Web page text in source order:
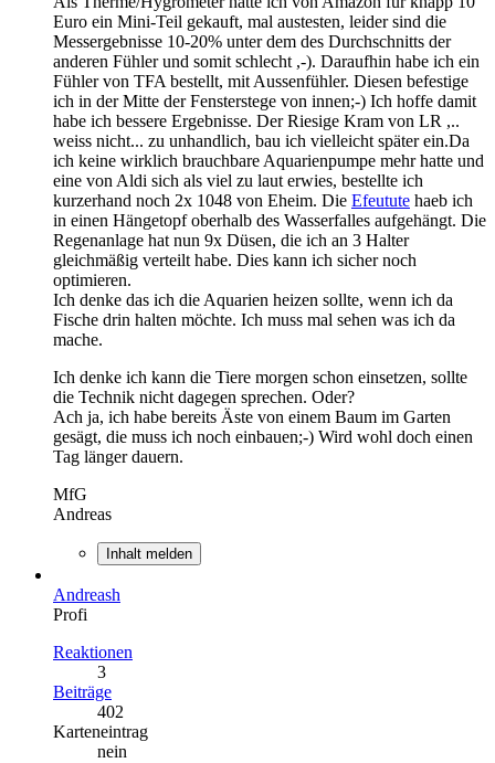
Euro ein Mini-Teil gekauft, mal austesten, leider sind die
Messergebnisse 10-20% unter dem des Durchschnitts der
anderen Fühler und somit schlecht ,-). Daraufhin habe ich ein
Fühler von TFA bestellt, mit Aussenfühler. Diesen befestige
ich in der Mitte der Fensterstege von innen;-) Ich hoffe damit
habe ich bessere Ergebnisse. Der Riesige Kram von LR ,..
weiss nicht... zu unhandlich, bau ich vielleicht später ein.Da
ich keine wirklich brauchbare Aquarienpumpe mehr hatte und
eine von Aldi sich als viel zu laut erwies, bestellte ich
kurzerhand noch 2x 1048 von Eheim. Die Efeutute haeb ich
in einen Hängetopf oberhalb des Wasserfalles aufgehängt. Die
Regenanlage hat nun 9x Düsen, die ich an 3 Halter
gleichmäßig verteilt habe. Dies kann ich sicher noch
optimieren.
Ich denke das ich die Aquarien heizen sollte, wenn ich da
Fische drin halten möchte. Ich muss mal sehen was ich da
mache.
Ich denke ich kann die Tiere morgen schon einsetzen, sollte
die Technik nicht dagegen sprechen. Oder?
Ach ja, ich habe bereits Äste von einem Baum im Garten
gesägt, die muss ich noch einbauen;-) Wird wohl doch einen
Tag länger dauern.
MfG
Andreas
Inhalt melden
Andreash
Profi
Reaktionen
3
Beiträge
402
Karteneintrag
nein